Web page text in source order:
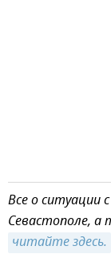
Все о ситуации
Севастополе, а
читайте здесь.